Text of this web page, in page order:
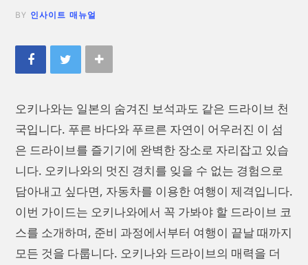
BY 인사이트 매뉴얼
오키나와는 일본의 숨겨진 보석과도 같은 드라이브 천
국입니다. 푸른 바다와 푸르른 자연이 어우러진 이 섬
은 드라이브를 즐기기에 완벽한 장소로 자리잡고 있습
니다. 오키나와의 멋진 경치를 잊을 수 없는 경험으로
담아내고 싶다면, 자동차를 이용한 여행이 제격입니다.
이번 가이드는 오키나와에서 꼭 가봐야 할 드라이브 코
스를 소개하며, 준비 과정에서부터 여행이 끝날 때까지
모든 것을 다룹니다. 오키나와 드라이브의 매력을 더